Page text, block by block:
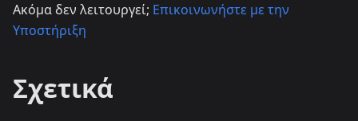
Ακόμα δεν λειτουργεί; Επικοινωνήστε με την
Υποστήριξη
Σχετικά